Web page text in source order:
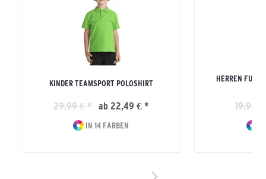
KINDER TEAMSPORT POLOSHIRT
29,99 € * ab 22,49 € *
IN 14 FARBEN
HERREN
19,99